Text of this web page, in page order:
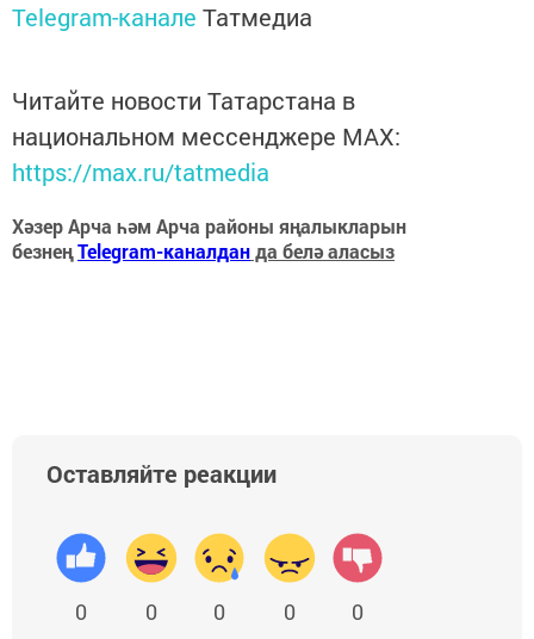
Telegram-канале Татмедиа
Читайте новости Татарстана в
национальном мессенджере MАХ:
https://max.ru/tatmedia
Хәзер Арча һәм Арча районы яңалыкларын
безнеңTelegram-каналданда белә аласыз
Оставляйте реакции
0 0 0 0 0